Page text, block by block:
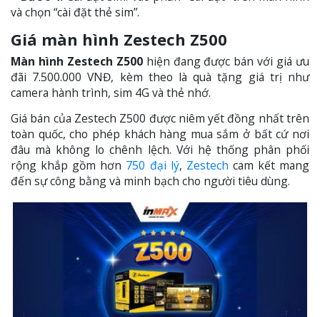
và chọn “cài đặt thẻ sim”.
Giá màn hình Zestech Z500
Màn hình Zestech Z500hiện đang được bán với giá ưu
đãi 7.500.000 VNĐ, kèm theo là quà tặng giá trị như
camera hành trình, sim 4G và thẻ nhớ.
Giá bán của Zestech Z500 được niêm yết đồng nhất trên
toàn quốc, cho phép khách hàng mua sắm ở bất cứ nơi
đâu mà không lo chênh lệch. Với hệ thống phân phối
rộng khắp gồm hơn 750 đại lý, Zestech cam kết mang
đến sự công bằng và minh bạch cho người tiêu dùng.